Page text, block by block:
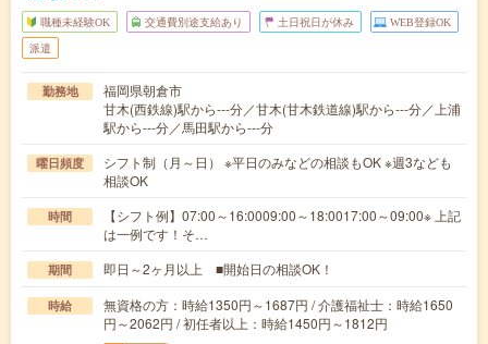
職種未経験OK 交通費別途支給あり 土日祝日が休み WEB登録OK
派遣
勤務地
福岡県朝倉市
甘木(西鉄線)駅から---分／甘木(甘木鉄道線)駅から---分／上浦
駅から---分／馬田駅から---分
曜日頻度
シフト制（月～日） ※平日のみなどの相談もOK ※週3なども
相談OK
時間
【シフト例】07:00～16:0009:00～18:0017:00～09:00※ 上記
は一例です！そ…
期間 即日～2ヶ月以上 ■開始日の相談OK！
時給
無資格の方：時給1350円～1687円 / 介護福祉士：時給1650
円～2062円 / 初任者以上：時給1450円～1812円